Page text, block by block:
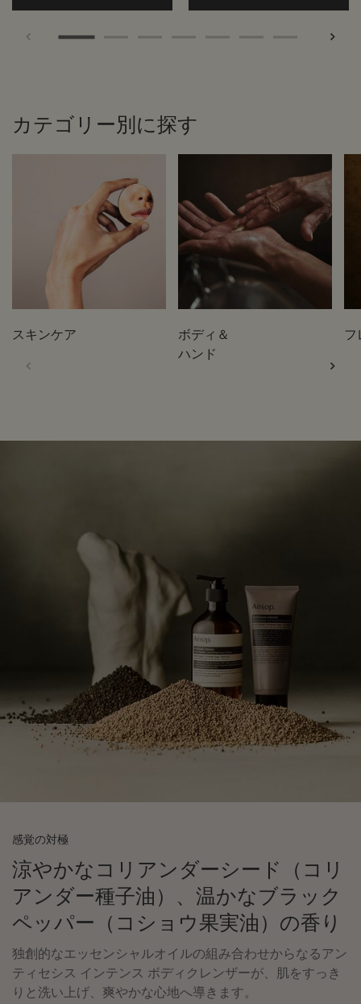
カテゴリー別に探す
スキンケア
ボディ＆
ハンド
感覚の対極
涼やかなコリアンダーシード（コリ
アンダー種子油）、温かなブラック
ペッパー（コショウ果実油）の香り
独創的なエッセンシャルオイルの組み合わせからなるアン
ティセシス インテンス ボディクレンザーが、肌をすっき
りと洗い上げ、爽やかな心地へ導きます。